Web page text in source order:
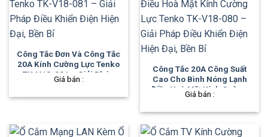
Công Tắc Đơn Và Công Tắc
20A Kính Cường Lực Tenko
TK-V18-081 – Giải Pháp
Điều Khiển Điện Hiện Đại,
Giá bán :
Công Tắc 20A Công Suất
Cao Cho Bình Nóng Lạnh
Điều Hoà Mặt Kính Cường
Lực Tenko TK-V18-080 –
Giá bán :